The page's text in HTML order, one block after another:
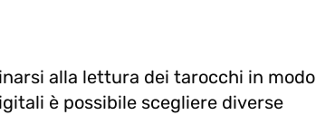
alla lettura dei tarocchi in modo
è possibile scegliere diverse